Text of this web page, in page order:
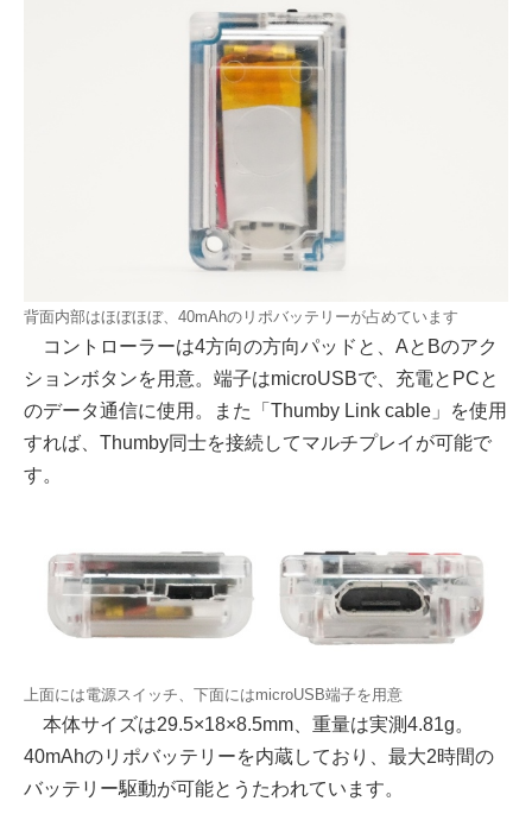
背面内部はほぼほぼ、40mAhのリポバッテリーが占めています
コントローラーは4方向の方向パッドと、AとBのアク
ションボタンを用意。端子はmicroUSBで、充電とPCと
のデータ通信に使用。また「Thumby Link cable」を使用
すれば、Thumby同士を接続してマルチプレイが可能で
す。
上面には電源スイッチ、下面にはmicroUSB端子を用意
本体サイズは29.5×18×8.5mm、重量は実測4.81g。
40mAhのリポバッテリーを内蔵しており、最大2時間の
バッテリー駆動が可能とうたわれています。